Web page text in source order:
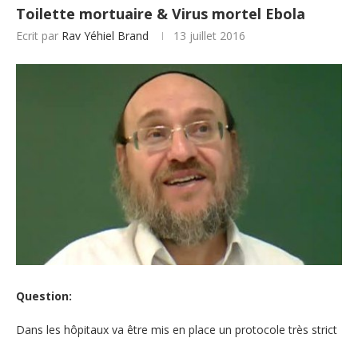
Toilette mortuaire & Virus mortel Ebola
Ecrit par Rav Yéhiel Brand 13 juillet 2016
Question:
Dans les hôpitaux va être mis en place un protocole très strict